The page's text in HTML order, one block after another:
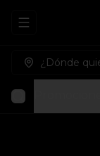
Abrir menu de
¿Dónde